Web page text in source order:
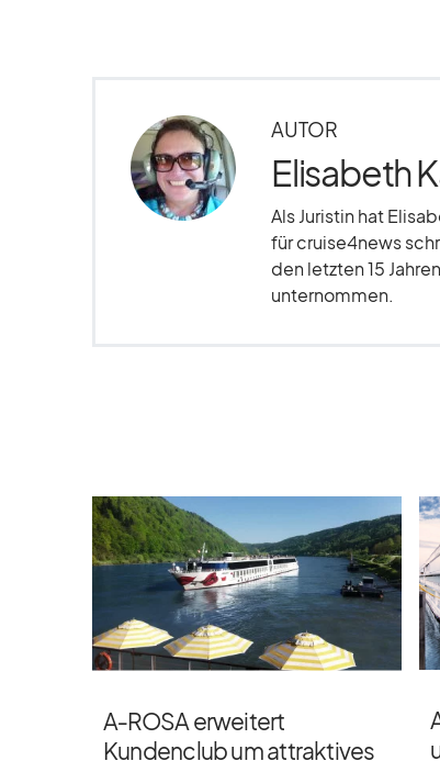
AUTOR
Elisabeth
Als Juristin hat
für cruise4news
den letzten 15
unternommen.
A‑ROSA erweitert
Kundenclub um attraktives